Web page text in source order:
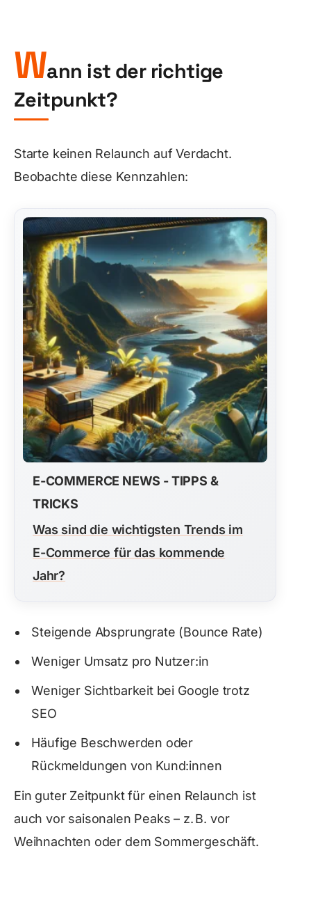
Wann ist der richtige
Zeitpunkt?
Starte keinen Relaunch auf Verdacht.
Beobachte diese Kennzahlen:
E-COMMERCE NEWS - TIPPS &
TRICKS
Was sind die wichtigsten Trends im
E-Commerce für das kommende
Jahr?
Steigende Absprungrate (Bounce Rate)
Weniger Umsatz pro Nutzer:in
Weniger Sichtbarkeit bei Google trotz
SEO
Häufige Beschwerden oder
Rückmeldungen von Kund:innen
Ein guter Zeitpunkt für einen Relaunch ist
auch vor saisonalen Peaks – z. B. vor
Weihnachten oder dem Sommergeschäft.